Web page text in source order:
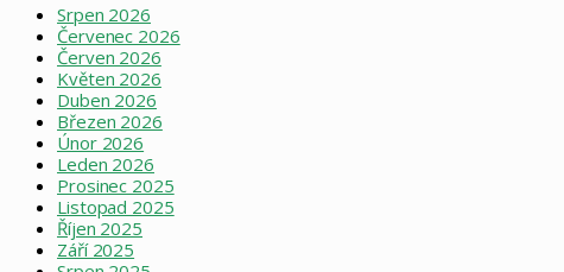
Srpen 2026
Červenec 2026
Červen 2026
Květen 2026
Duben 2026
Březen 2026
Únor 2026
Leden 2026
Prosinec 2025
Listopad 2025
Říjen 2025
Září 2025